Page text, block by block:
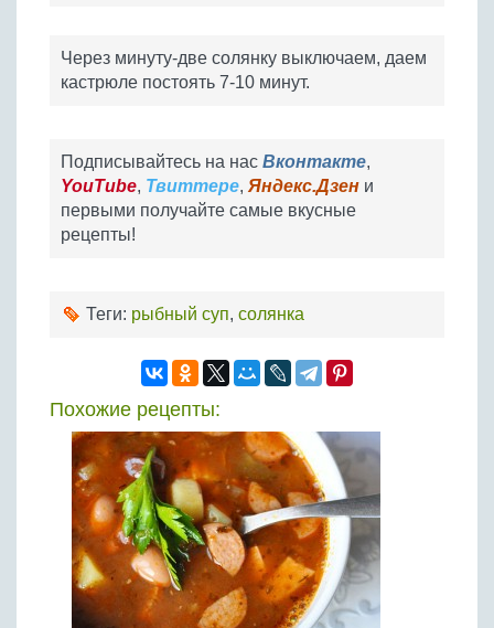
Через минуту-две солянку выключаем, даем
кастрюле постоять 7-10 минут.
Подписывайтесь на нас Вконтакте,
YouTube, Твиттере, Яндекс.Дзен и
первыми получайте самые вкусные
рецепты!
Теги: рыбный суп, солянка
Похожие рецепты: